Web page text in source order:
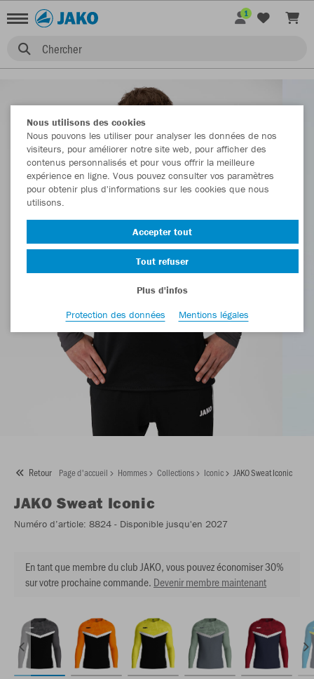
Chercher
1
Retour Page d'accueil Hommes Collections Iconic JAKO Sweat Iconic
JAKO Sweat Iconic
Numéro d’article: 8824 - Disponible jusqu'en 2027
En tant que membre du club JAKO, vous pouvez économiser 30%
sur votre prochaine commande. Devenir membre maintenant
Nous utilisons des cookies
Nous pouvons les utiliser pour analyser les données de nos
visiteurs, pour améliorer notre site web, pour afficher des
contenus personnalisés et pour vous offrir la meilleure
expérience en ligne. Vous pouvez consulter vos paramètres
pour obtenir plus d'informations sur les cookies que nous
utilisons.
Accepter tout
Tout refuser
Plus d'infos
Protection des données
Mentions légales